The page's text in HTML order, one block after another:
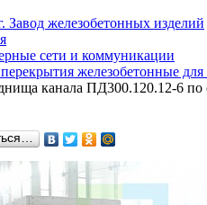
Завод железобетонных изделий
сети и коммуникации
железобетонные
канала ПД300.120.12-6 по